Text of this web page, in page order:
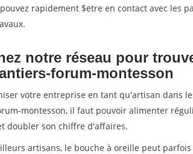
rapidement $etre en contact avec les
notre réseau pour
forum-montesson
votre entreprise en tant qu'artisan dans
montesson, il faut pouvoir alimenter
doubler son chiffre d'affaires.
artisans, le bouche à oreille peut